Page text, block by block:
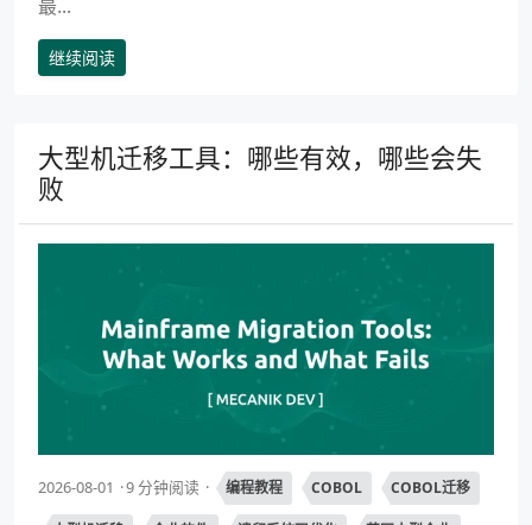
最...
继续阅读
大型机迁移工具：哪些有效，哪些会失
败
2026-08-01 9 分钟阅读 编程教程 COBOL COBOL迁移